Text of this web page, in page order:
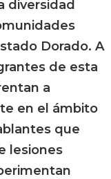
diversidad
Dorado. A
de esta
a
en el ámbito
que
lesiones